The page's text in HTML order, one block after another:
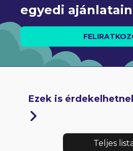
egyedi
Ezek is
Teljes